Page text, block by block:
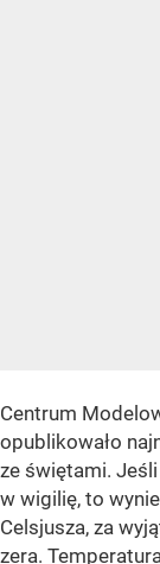
Centrum
opublikowało
ze świętami.
w wigilię, to
Celsjusza, za
zera.